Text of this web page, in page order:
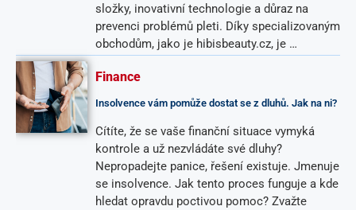
složky, inovativní technologie a důraz na
prevenci problémů pleti. Díky specializovaným
obchodům, jako je hibisbeauty.cz, je …
Finance
Insolvence vám pomůže dostat se z dluhů. Jak na ni?
Cítíte, že se vaše finanční situace vymyká
kontrole a už nezvládáte své dluhy?
Nepropadejte panice, řešení existuje. Jmenuje
se insolvence. Jak tento proces funguje a kde
hledat opravdu poctivou pomoc? Zvažte